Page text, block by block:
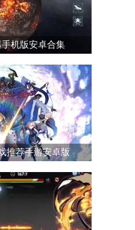
机版安卓合集
推荐手游安卓版